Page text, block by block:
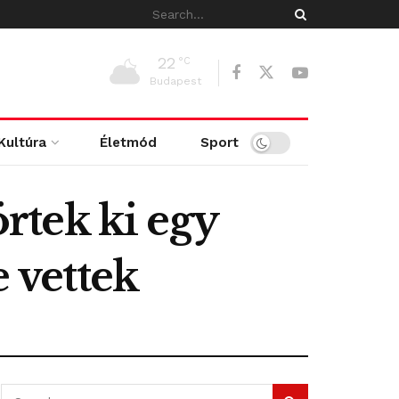
22 °C
Budapest
Életmód Sport
ki egy
vettek